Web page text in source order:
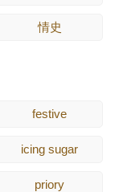
情史
festive
icing sugar
priory